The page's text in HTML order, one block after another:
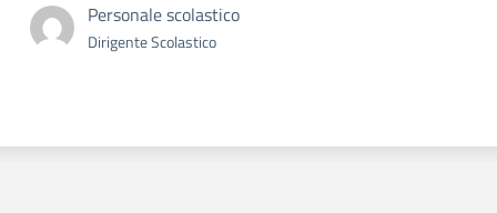
Personale scolastico
Dirigente Scolastico